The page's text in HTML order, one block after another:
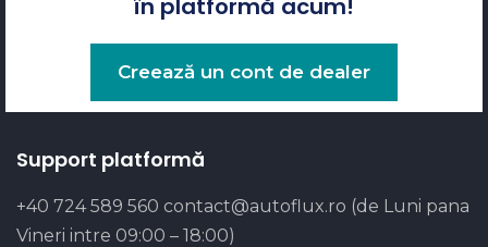
în platformă acum!
Creează un cont de dealer
Support platformă
+40 724 589 560 contact@autoflux.ro (de Luni pana
Vineri intre 09:00 – 18:00)